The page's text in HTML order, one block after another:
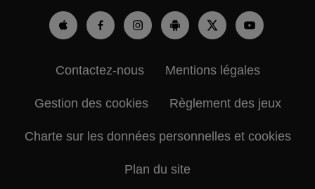
Contactez-nous Mentions légales
Gestion des cookies Règlement des jeux
Charte sur les données personnelles et cookies
Plan du site